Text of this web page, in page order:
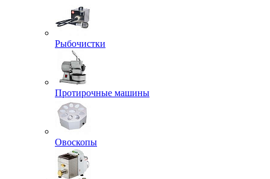
Рыбочистки
Протирочные машины
Овоскопы